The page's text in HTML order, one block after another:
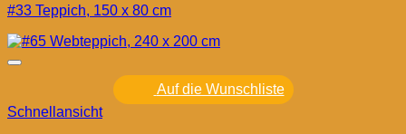
#33 Teppich, 150 x 80 cm
Auf die Wunschliste
Schnellansicht